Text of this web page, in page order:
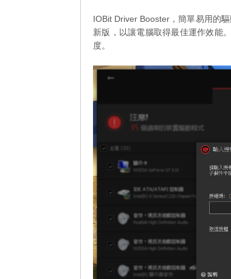
IOBit Driver Booster，簡單易用的
新版，以讓電腦取得最佳運作效能
度。